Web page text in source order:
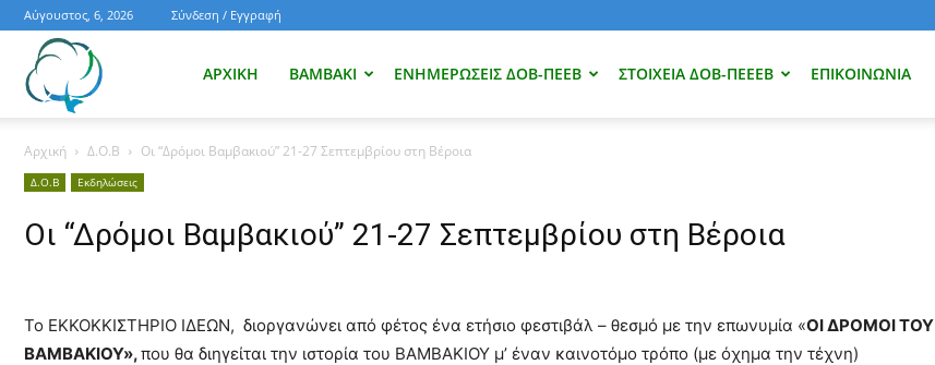
Αύγουστος, 6, 2026 Σύνδεση / Εγγραφή
για
το
βαμβάκι.
ΑΡΧΙΚΉ ΒΑΜΒΆΚΙ ΕΝΗΜΕΡΏΣΕΙΣ ΔΟΒ-ΠΕΕΒ ΣΤΟΙΧΕΊΑ ΔΟΒ-ΠΕΕΕΒ ΕΠΙΚΟΙΝΩΝΊΑ
Αρχική Δ.Ο.Β Οι “Δρόμοι Βαμβακιού” 21-27 Σεπτεμβρίου στη Βέροια
Δ.Ο.Β Εκδηλώσεις
Οι “Δρόμοι Βαμβακιού” 21-27 Σεπτεμβρίου στη Βέροια
Το ΕΚΚΟΚΚΙΣΤΗΡΙΟ ΙΔΕΩΝ, διοργανώνει από φέτος ένα ετήσιο φεστιβάλ – θεσμό µε την επωνυμία «ΟΙ ΔΡΟΜΟΙ ΤΟΥ
ΒΑΜΒΑΚΙΟΥ»,που θα διηγείται την ιστορία του ΒΑΜΒΑΚΙΟΥ µ’ έναν καινοτόμο τρόπο (µε όχημα την τέχνη)